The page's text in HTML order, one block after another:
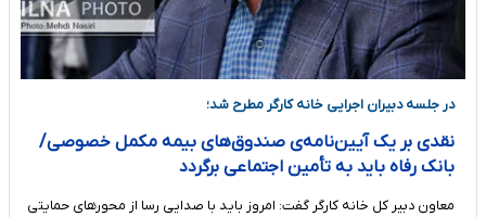
در جلسه دبیران اجرایی خانه کارگر مطرح شد؛
نقدی بر یک آیین‌نامه‌ی صندوق‌های بیمه‌ مکمل خصوصی/
بانک رفاه باید به تأمین اجتماعی برگردد
معاون دبیر کل خانه کارگر گفت: امروز باید با صدایی رسا از محورهای حمایتی